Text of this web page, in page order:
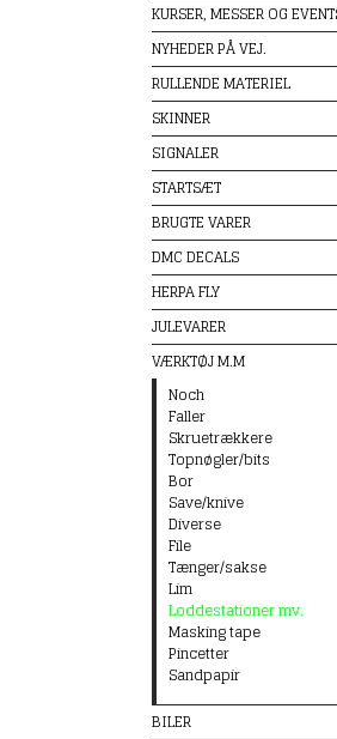
KURSER, MESSER OG
NYHEDER PÅ VEJ.
RULLENDE MATERIEL
SKINNER
SIGNALER
STARTSÆT
BRUGTE VARER
DMC DECALS
HERPA FLY
JULEVARER
VÆRKTØJ M.M
Noch
Faller
Skruetrækkere
Topnøgler/bits
Bor
Save/knive
Diverse
File
Tænger/sakse
Lim
Loddestationer mv.
Masking tape
Pincetter
Sandpapir
BILER